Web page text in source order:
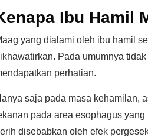
Ibu Hamil
yang dialami oleh ibu hamil
Pada umumnya
perhatian.
saja pada masa kehamilan,
pada area esophagus
disebabkan oleh efek